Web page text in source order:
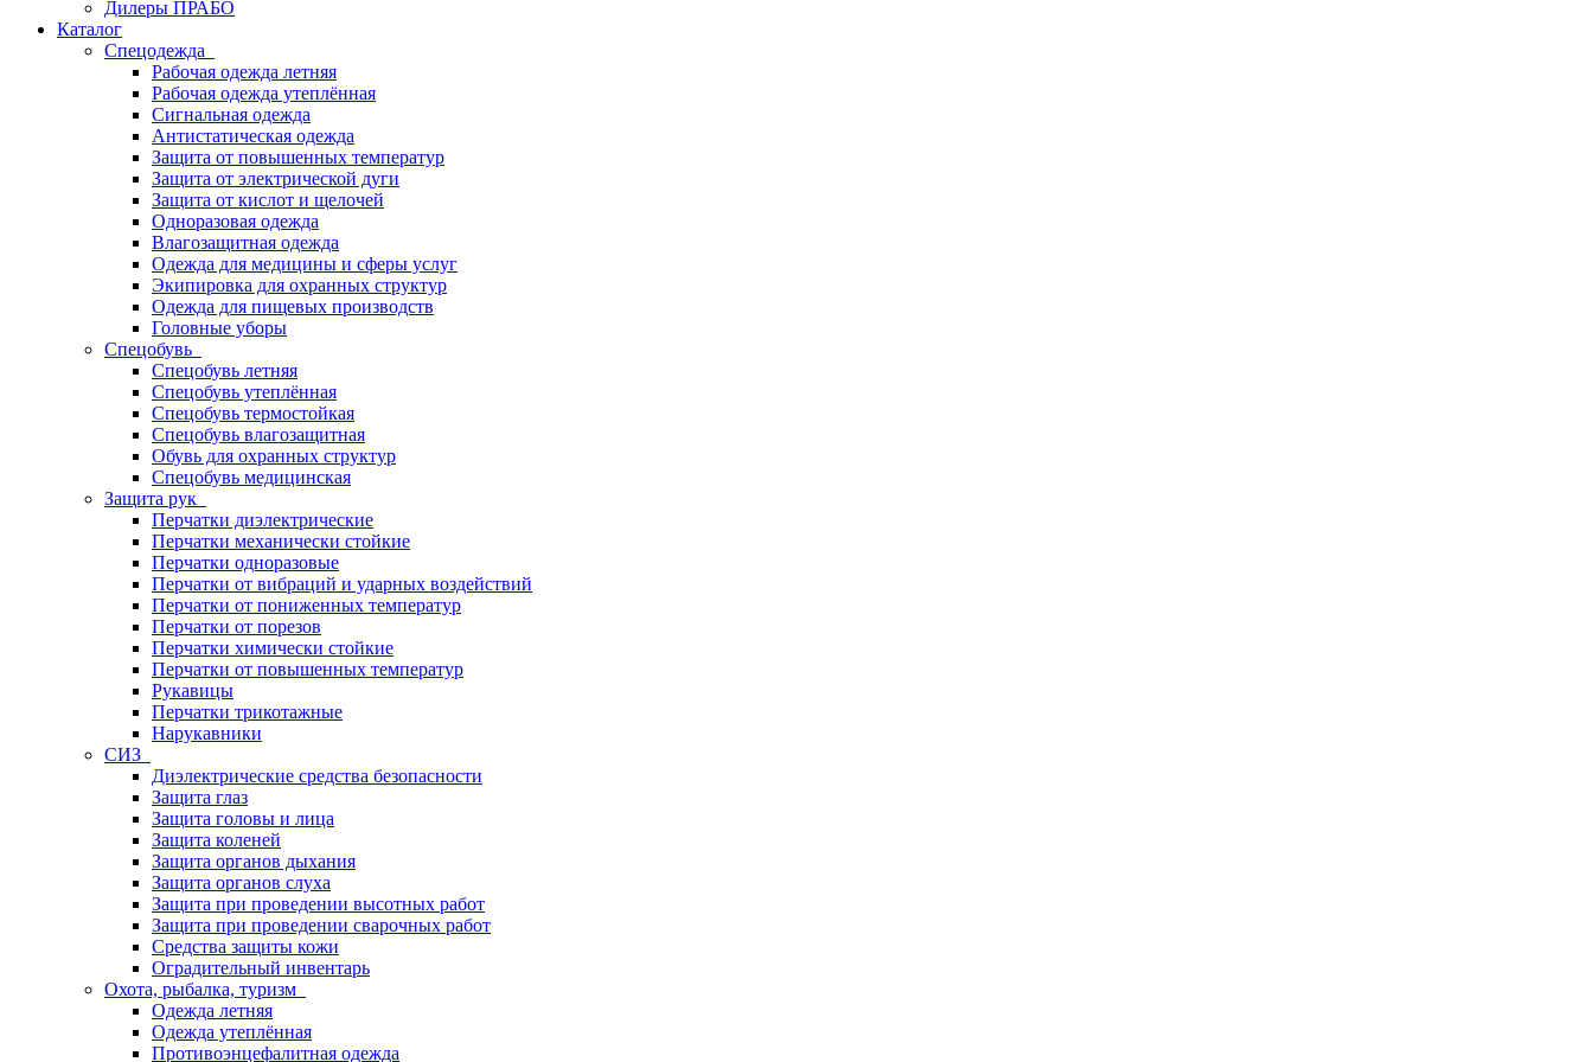
Дилеры ПРАБО
Каталог
Спецодежда
Рабочая одежда летняя
Рабочая одежда утеплённая
Сигнальная одежда
Антистатическая одежда
Защита от повышенных температур
Защита от электрической дуги
Защита от кислот и щелочей
Одноразовая одежда
Влагозащитная одежда
Одежда для медицины и сферы услуг
Экипировка для охранных структур
Одежда для пищевых производств
Головные уборы
Спецобувь
Спецобувь летняя
Спецобувь утеплённая
Спецобувь термостойкая
Спецобувь влагозащитная
Обувь для охранных структур
Спецобувь медицинская
Защита рук
Перчатки диэлектрические
Перчатки механически стойкие
Перчатки одноразовые
Перчатки от вибраций и ударных воздействий
Перчатки от пониженных температур
Перчатки от порезов
Перчатки химически стойкие
Перчатки от повышенных температур
Рукавицы
Перчатки трикотажные
Нарукавники
СИЗ
Диэлектрические средства безопасности
Защита глаз
Защита головы и лица
Защита коленей
Защита органов дыхания
Защита органов слуха
Защита при проведении высотных работ
Защита при проведении сварочных работ
Средства защиты кожи
Оградительный инвентарь
Охота, рыбалка, туризм
Одежда летняя
Одежда утеплённая
Противоэнцефалитная одежда